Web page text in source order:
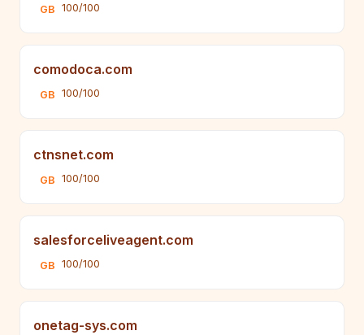
GB 100/100
comodoca.com
GB 100/100
ctnsnet.com
GB 100/100
salesforceliveagent.com
GB 100/100
onetag-sys.com